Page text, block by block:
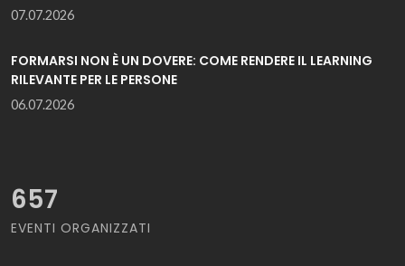
07.07.2026
FORMARSI NON È UN DOVERE: COME RENDERE IL LEARNING
RILEVANTE PER LE PERSONE
06.07.2026
657
EVENTI ORGANIZZATI